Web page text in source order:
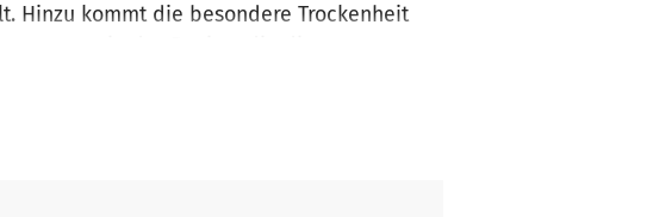
Hinzu kommt die besondere Trockenheit
bei familiären Problemen wie häuslicher